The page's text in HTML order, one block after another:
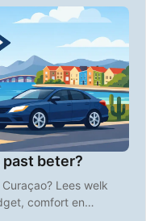
past beter?
Lees welk
comfort en